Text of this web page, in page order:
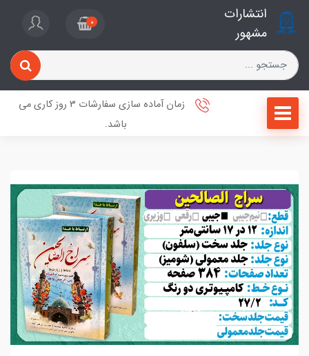
انتشارات
مشهور
0
زمان آماده سازی سفارشات 3 روز کاری می
باشد.